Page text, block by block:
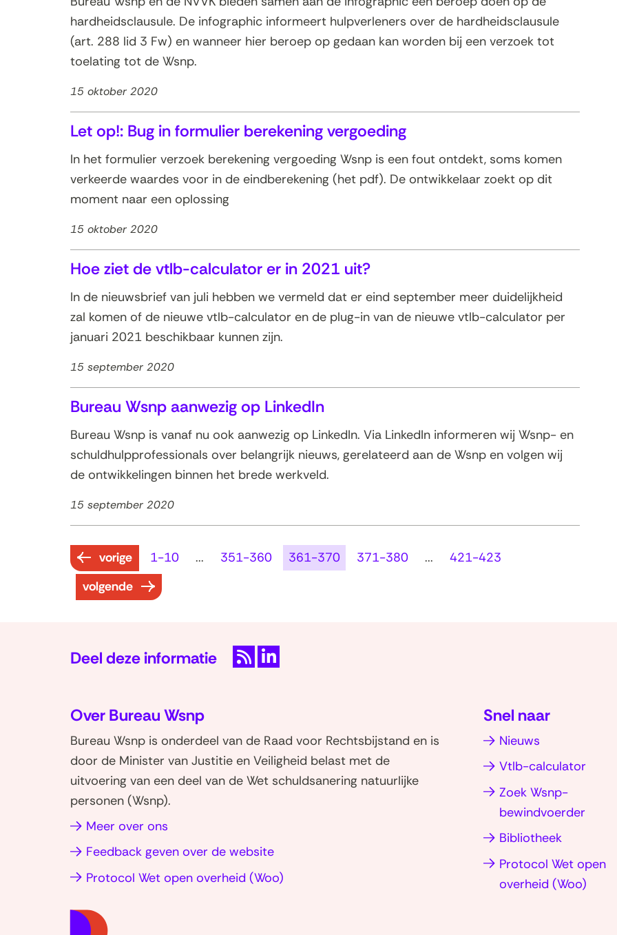
hardheidsclausule. De infographic informeert hulpverleners over de hardheidsclausule
(art. 288 lid 3 Fw) en wanneer hier beroep op gedaan kan worden bij een verzoek tot
toelating tot de Wsnp.
15 oktober 2020
Let op!: Bug in formulier berekening vergoeding
In het formulier verzoek berekening vergoeding Wsnp is een fout ontdekt, soms komen
verkeerde waardes voor in de eindberekening (het pdf). De ontwikkelaar zoekt op dit
moment naar een oplossing
15 oktober 2020
Hoe ziet de vtlb-calculator er in 2021 uit?
In de nieuwsbrief van juli hebben we vermeld dat er eind september meer duidelijkheid
zal komen of de nieuwe vtlb-calculator en de plug-in van de nieuwe vtlb-calculator per
januari 2021 beschikbaar kunnen zijn.
15 september 2020
Bureau Wsnp aanwezig op LinkedIn
Bureau Wsnp is vanaf nu ook aanwezig op LinkedIn. Via LinkedIn informeren wij Wsnp- en
schuldhulpprofessionals over belangrijk nieuws, gerelateerd aan de Wsnp en volgen wij
de ontwikkelingen binnen het brede werkveld.
15 september 2020
vorige
resultaten 1-10 ... 351-360 361-370 371-380 ...
421-423
volgende
resultaten
Deel deze informatie
n
o
p
n
k
e
Over Bureau Wsnp
Bureau Wsnp is onderdeel van de Raad voor Rechtsbijstand en is
door de Minister van Justitie en Veiligheid belast met de
uitvoering van een deel van de Wet schuldsanering natuurlijke
personen (Wsnp).
Meer over ons
Feedback geven over de website
Protocol Wet open overheid (Woo)
Snel naar
Nieuws
Vtlb-calculator
Zoek Wsnp-
bewindvoerder
Bibliotheek
Protocol Wet open
overheid (Woo)